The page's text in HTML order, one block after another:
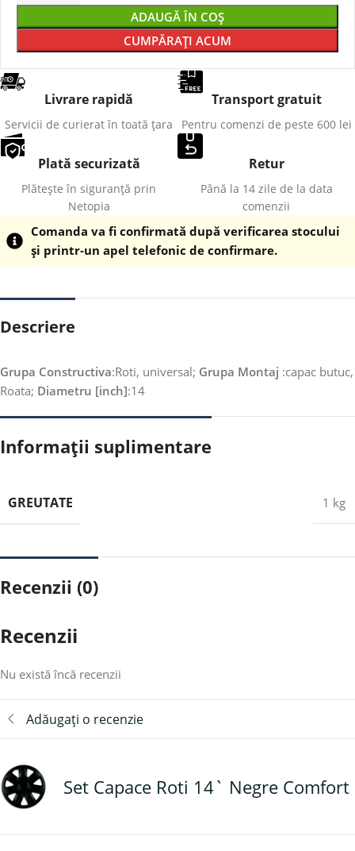
ADAUGĂ ÎN COȘ
CUMPĂRAȚI ACUM
Livrare rapidă
Servicii de curierat în toată țara
Transport gratuit
Pentru comenzi de peste 600 lei
Plată securizată
Plătește în siguranță prin
Netopia
Retur
Până la 14 zile de la data
comenzii
Comanda va fi confirmată după verificarea stocului
și printr-un apel telefonic de confirmare.
Descriere
Grupa Constructiva:Roti, universal; Grupa Montaj :capac butuc,
Roata; Diametru [inch]:14
Informații suplimentare
GREUTATE 1 kg
Recenzii (0)
Recenzii
Nu există încă recenzii
Adăugați o recenzie
Set Capace Roti 14` Negre Comfort